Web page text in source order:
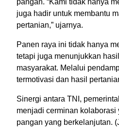
pangan. “Kami tidak hanya
juga hadir untuk membantu
pertanian,” ujarnya.
Panen raya ini tidak hanya
tetapi juga menunjukkan
masyarakat. Melalui
termotivasi dan hasil
Sinergi antara TNI,
menjadi cerminan
pangan yang berkelanjutan.